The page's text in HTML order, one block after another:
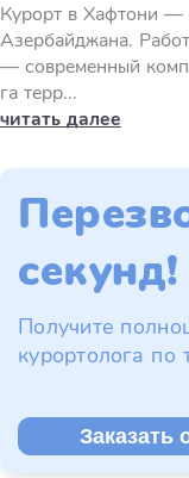
Курорт в Хафтони —
Азербайджана.
— современный
га терр...
читать далее
секунд!
Получите
курортолога по
Заказать